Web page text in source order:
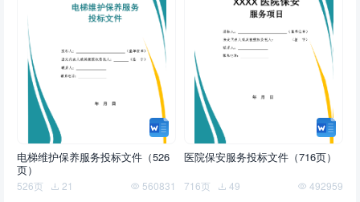
电梯维护保养服务投标文件（526
页）
526页 21 560831
医院保安服务投标文件（716页）
716页 49 492959